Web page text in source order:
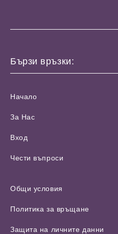
Бързи връзки:
Начало
За Нас
Вход
Чести въпроси
Общи условия
Политика за връщане
Защита на личните данни